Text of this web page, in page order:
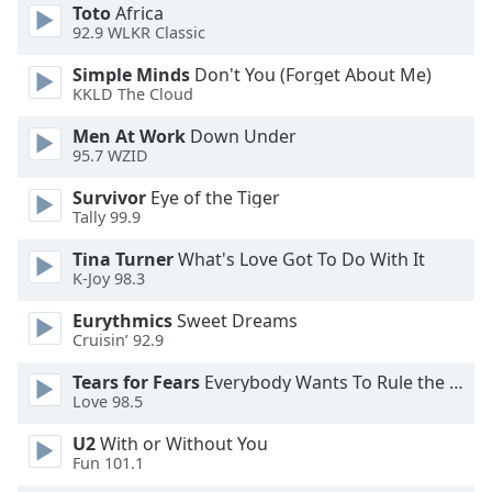
Color
Opacity
Color
Opacity
Caption
Area
Background
Color
Opacity
TotoAfrica
92.9 WLKR Classic
Simple Minds Don't You (Forget About Me)
KKLD The Cloud
Men At Work Down Under
95.7 WZID
Survivor Eye of the Tiger
Tally 99.9
Tina TurnerWhat's Love Got To Do With It
K-Joy 98.3
EurythmicsSweet Dreams
Cruisin’ 92.9
Tears for Fears Everybody Wants To Rule the World
Love 98.5
U2With or Without You
Fun 101.1